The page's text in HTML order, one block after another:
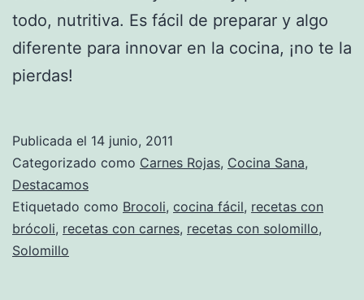
todo, nutritiva. Es fácil de preparar y algo
diferente para innovar en la cocina, ¡no te la
pierdas!
Publicada el 14 junio, 2011
Categorizado como Carnes Rojas, Cocina Sana,
Destacamos
Etiquetado como Brocoli, cocina fácil, recetas con
brócoli, recetas con carnes, recetas con solomillo,
Solomillo